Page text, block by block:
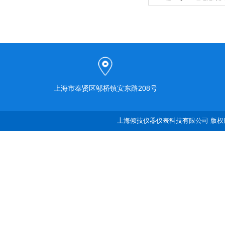
上海市奉贤区邬桥镇安东路208号
上海倾技仪器仪表科技有限公司 版